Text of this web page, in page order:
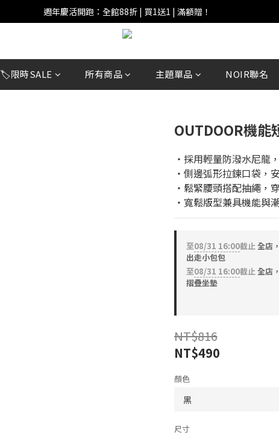
週年慶活開跑：全館88折 | 買1送1 | 滿額贈！
週年慶活開跑：全館88折 | 買1送1 | 滿額贈！
全館滿 $999 即享免運費！
🏷️限時SALE 所有商品 主題單品 NOIR聯名
OUTDOOR機能
‧採用輕量防潑水尼龍
‧側邊弧形拉鍊口袋，
‧鬆緊腰頭搭配抽繩，
‧寬鬆版型兼具機能與
至08/31 16:00截止全店
出走小包包
至08/31 16:00截止全店
摺疊坐墊
NT$816
NT$490
顏色
尺寸